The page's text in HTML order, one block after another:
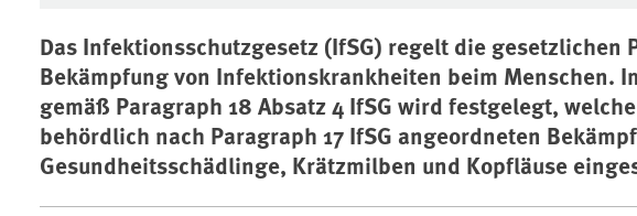
Das Infektionsschutzgesetz (IfSG) regelt die gesetzlichen
Bekämpfung von Infektionskrankheiten beim Menschen.
gemäß Paragraph 18 Absatz 4 IfSG wird festgelegt,
behördlich nach Paragraph 17 IfSG angeordneten
Gesundheitsschädlinge, Krätzmilben und Kopfläuse